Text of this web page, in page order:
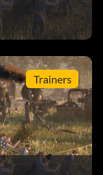
Trainers